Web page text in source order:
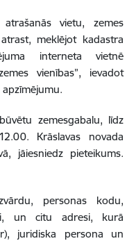
vietu, zemes
meklējot kadastra
interneta vietnē
vienības”, ievadot
zemesgabalu, līdz
Krāslavas novada
jāiesniedz pieteikums.
personas kodu,
un citu adresi, kurā
juridiska persona un